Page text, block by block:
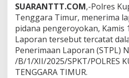
SUARANTTT.COM,-Polres
Tenggara Timur, menerima
pidana pengeroyokan, Kamis
Laporan tersebut tercatat
Penerimaan Laporan (STPL)
/B/1/XII/2025/SPKT/POLRES
TENGGARA TIMUR.